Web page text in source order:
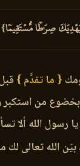
صِرَٰطٗا مُّسۡتَقِيمٗا}
{ ما تقدَّم }
من استكبر
يا رسول الله ألا
الله تعالى لك